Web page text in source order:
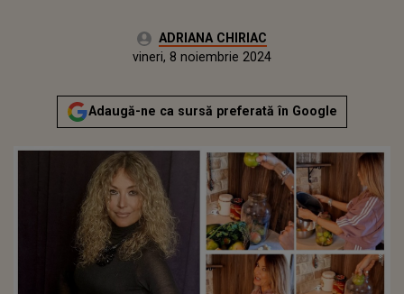
Autor:ADRIANA CHIRIAC
miercuri, 8 noiembrie 2023Actualizat:
vineri, 8 noiembrie 2024
Adaugă-ne ca sursă preferată în Google